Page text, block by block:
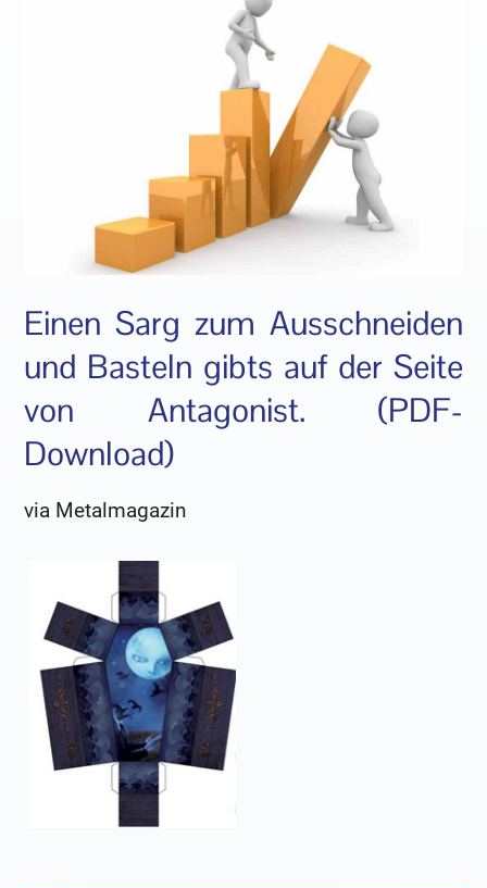
Einen Sarg zum Ausschneiden
und Basteln gibts auf der Seite
von Antagonist. (PDF-
Download)
via Metalmagazin